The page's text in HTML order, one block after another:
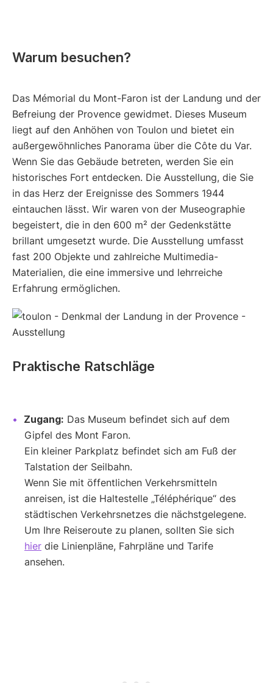
Warum besuchen?
Das Mémorial du Mont-Faron ist der Landung und der
Befreiung der Provence gewidmet. Dieses Museum
liegt auf den Anhöhen von Toulon und bietet ein
außergewöhnliches Panorama über die Côte du Var.
Wenn Sie das Gebäude betreten, werden Sie ein
historisches Fort entdecken. Die Ausstellung, die Sie
in das Herz der Ereignisse des Sommers 1944
eintauchen lässt. Wir waren von der Museographie
begeistert, die in den 600 m² der Gedenkstätte
brillant umgesetzt wurde. Die Ausstellung umfasst
fast 200 Objekte und zahlreiche Multimedia-
Materialien, die eine immersive und lehrreiche
Erfahrung ermöglichen.
Praktische Ratschläge
Zugang: Das Museum befindet sich auf dem
Gipfel des Mont Faron.
Ein kleiner Parkplatz befindet sich am Fuß der
Talstation der Seilbahn.
Wenn Sie mit öffentlichen Verkehrsmitteln
anreisen, ist die Haltestelle „Téléphérique“ des
städtischen Verkehrsnetzes die nächstgelegene.
Um Ihre Reiseroute zu planen, sollten Sie sich
hier die Linienpläne, Fahrpläne und Tarife
ansehen.